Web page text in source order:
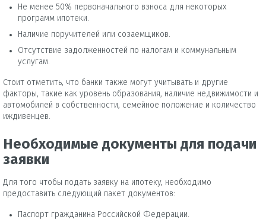
Не менее 50% первоначального взноса для некоторых
программ ипотеки.
Наличие поручителей или созаемщиков.
Отсутствие задолженностей по налогам и коммунальным
услугам.
Стоит отметить, что банки также могут учитывать и другие
факторы, такие как уровень образования, наличие недвижимости и
автомобилей в собственности, семейное положение и количество
иждивенцев.
Необходимые документы для подачи
заявки
Для того чтобы подать заявку на ипотеку, необходимо
предоставить следующий пакет документов:
Паспорт гражданина Российской Федерации.